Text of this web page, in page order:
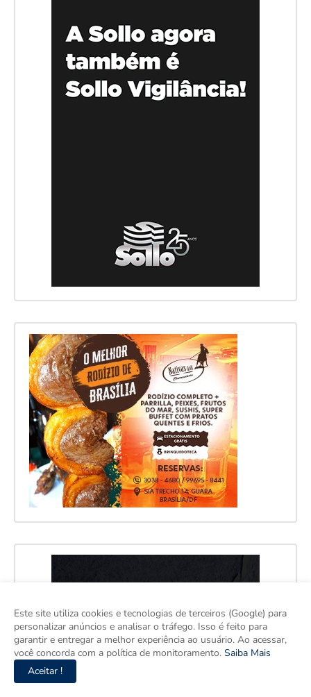
Este site utiliza cookies e tecnologias de terceiros (Google) para
personalizar anúncios e analisar o tráfego. Isso é feito para
garantir e entregar a melhor experiência ao usuário. Ao acessar,
você concorda com a política de monitoramento. Saiba Mais
Aceitar !